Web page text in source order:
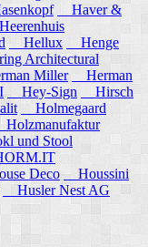
Haver &
Hellux
Henge
Architectural
Miller
Herman
Hey-Sign
Hirsch
Holmegaard
Holzmanufaktur
und Stool
Deco
Houssini
Husler Nest AG